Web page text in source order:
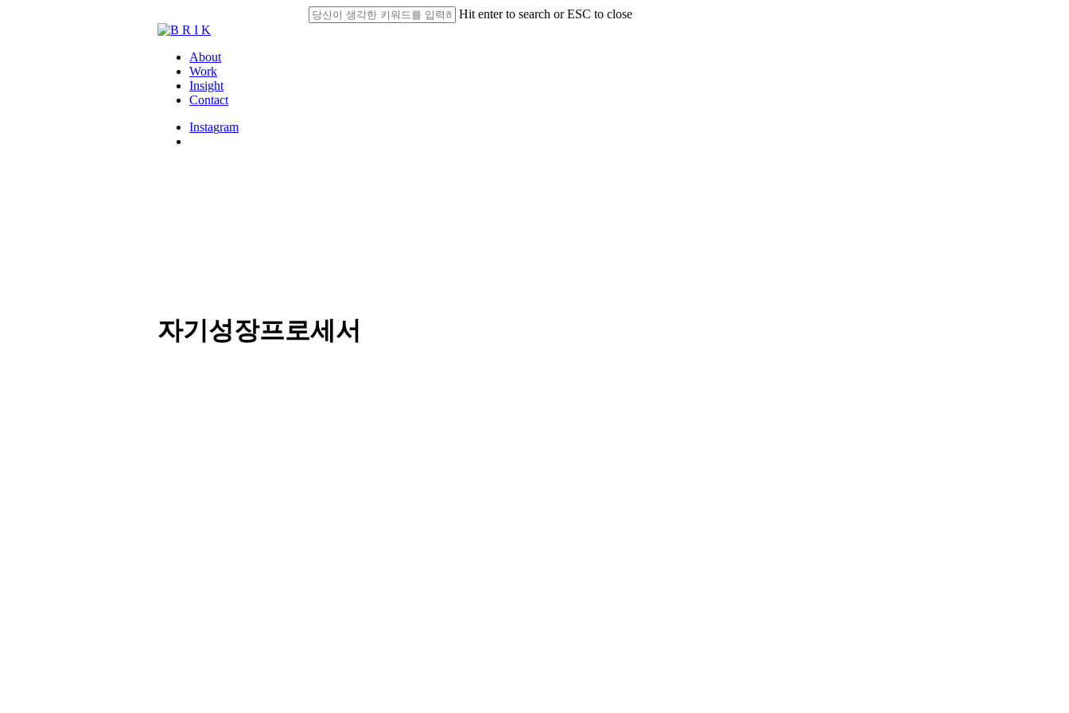
Hit enter to search or ESC to close
search
Menu
About
Work
Insight
Contact
Instagram
자기성장프로세서